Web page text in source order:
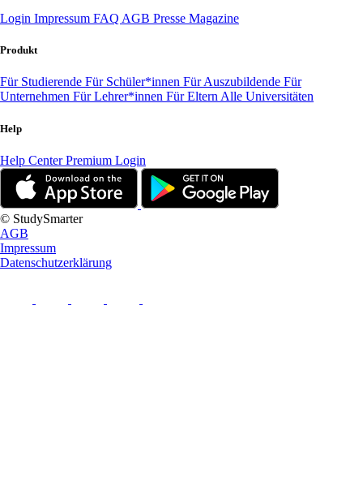
Login Impressum FAQ AGB Presse Magazine
Produkt
Für Studierende Für Schüler*innen Für Auszubildende Für
Unternehmen Für Lehrer*innen Für Eltern Alle Universitäten
Help
Help CenterPremium Login
© StudySmarter
AGB
Impressum
Datenschutzerklärung